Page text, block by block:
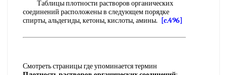
Таблицы плотности растворов органических
соединений расположены в следующем порядке
спирты, альдегиды, кетоны, кислоты, амины.
[c.496]
Смотреть страницы где упоминается термин